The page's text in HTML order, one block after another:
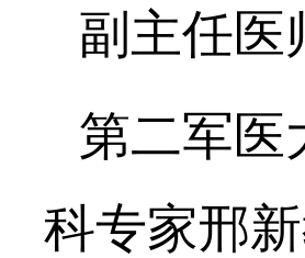
副主任医
第二军医
科专家邢